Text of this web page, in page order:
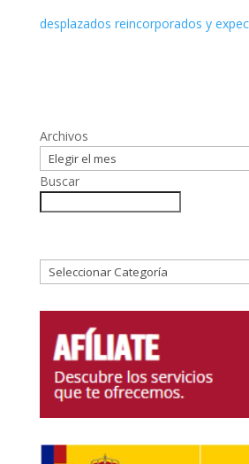
desplazados reincorporados y
Archivos
Buscar